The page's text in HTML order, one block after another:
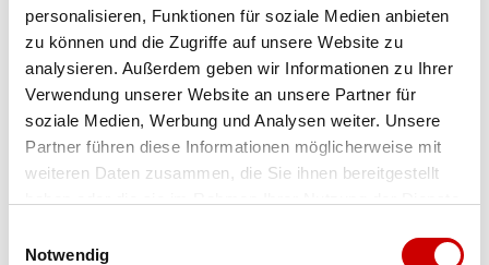
personalisieren, Funktionen für soziale Medien anbieten
zu können und die Zugriffe auf unsere Website zu
analysieren. Außerdem geben wir Informationen zu Ihrer
Verwendung unserer Website an unsere Partner für
soziale Medien, Werbung und Analysen weiter. Unsere
Partner führen diese Informationen möglicherweise mit
weiteren Daten zusammen, die Sie ihnen bereitgestellt
Notwendig
Artikel-Nr.3-000124-0100-schwarz-kombi-goat-nappa
Farbe schwarz/kombi/goat nappa
Ausgewählt